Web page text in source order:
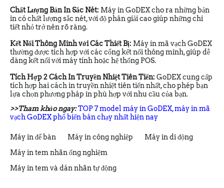
Chất Lượng Bản In Sắc Nét: Máy in GoDEX cho ra những bản
in có chất lượng sắc nét, với độ phân giải cao giúp những chi
tiết nhỏ trở nên rõ ràng.
Kết Nối Thông Minh với Các Thiết Bị: Máy in mã vạch GoDEX
thường được tích hợp với các cổng kết nối thông minh, giúp dễ
dàng kết nối với máy tính hoặc hệ thống POS.
Tích Hợp 2 Cách In Truyền Nhiệt Tiên Tiến: GoDEX cung cấp
tích hợp hai cách in truyền nhiệt tiên tiến nhất, cho phép bạn
lựa chọn phương pháp in phù hợp với nhu cầu của bạn.
>>Tham khảo ngay:TOP 7 model máy in GoDEX, máy in mã
vạch GoDEX phổ biến bán chạy nhất hiện nay
Máy in để bàn Máy in công nghiệp
Máy in di động
Máy in tem nhãn ống nghiệm
Máy in tem và dán nhãn tự động